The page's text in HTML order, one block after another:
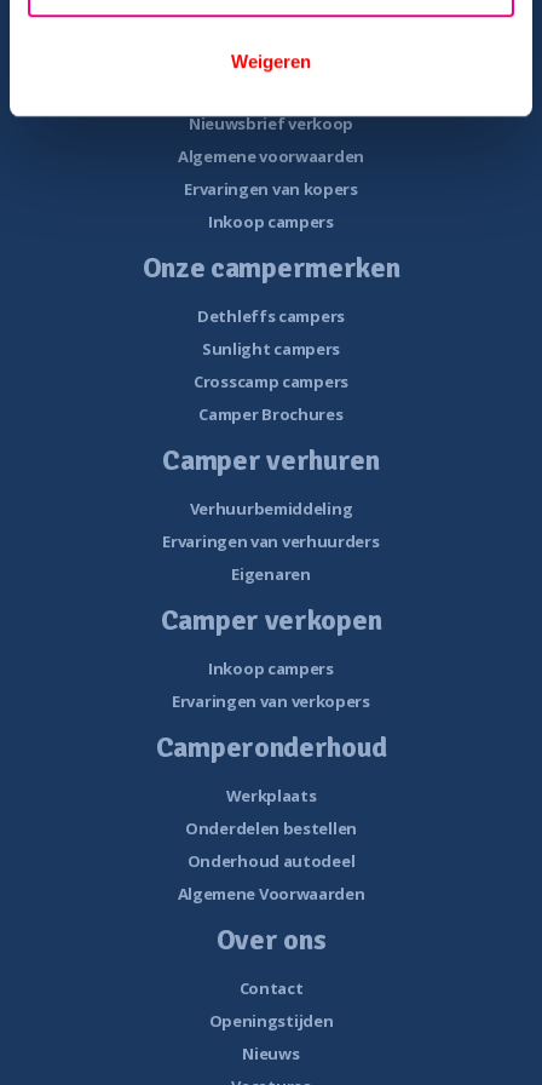
Weigeren
Overzicht campers te koop
Gratis E-book – Tips camper kopen
Nieuwsbrief verkoop
Algemene voorwaarden
Ervaringen van kopers
Inkoop campers
Onze campermerken
Dethleffs campers
Sunlight campers
Crosscamp campers
Camper Brochures
Camper verhuren
Verhuurbemiddeling
Ervaringen van verhuurders
Eigenaren
Camper verkopen
Inkoop campers
Ervaringen van verkopers
Camperonderhoud
Werkplaats
Onderdelen bestellen
Onderhoud autodeel
Algemene Voorwaarden
Over ons
Contact
Openingstijden
Nieuws